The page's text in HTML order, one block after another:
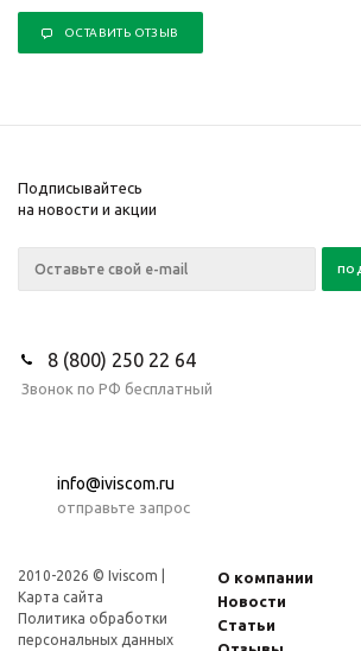
ОСТАВИТЬ ОТЗЫВ
Подписывайтесь
на новости и акции
8 (800) 250 22 64
Звонок по РФ бесплатный
info@iviscom.ru
отправьте запрос
2010-2026 © Iviscom |
Карта сайта
Политика обработки
персональных данных
О компании
Новости
Статьи